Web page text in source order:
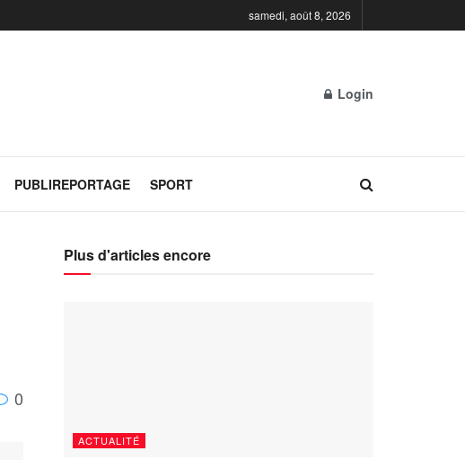
samedi, août 8, 2026
Login
PUBLIREPORTAGE SPORT
0
Plus d'articles encore
ACTUALITÉ